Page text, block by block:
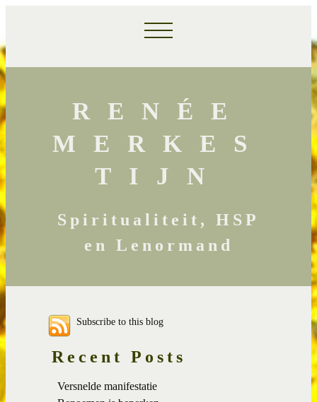
RENÉE
MERKES
TIJN
Spiritualiteit, HSP
en Lenormand
Subscribe to this blog
Recent Posts
Versnelde manifestatie